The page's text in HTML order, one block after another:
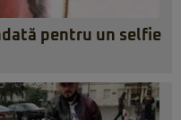
pentru un selfie